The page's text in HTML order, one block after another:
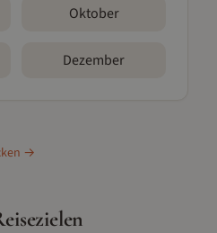
Oktober
Dezember
→